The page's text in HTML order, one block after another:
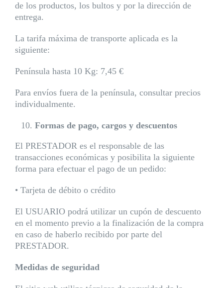
de los productos, los bultos y por la dirección de
entrega.
La tarifa máxima de transporte aplicada es la
siguiente:
Península hasta 10 Kg: 7,45 €
Para envíos fuera de la península, consultar precios
individualmente.
Formas de pago, cargos y descuentos
El PRESTADOR es el responsable de las
transacciones económicas y posibilita la siguiente
forma para efectuar el pago de un pedido:
• Tarjeta de débito o crédito
El USUARIO podrá utilizar un cupón de descuento
en el momento previo a la finalización de la compra
en caso de haberlo recibido por parte del
PRESTADOR.
Medidas de seguridad